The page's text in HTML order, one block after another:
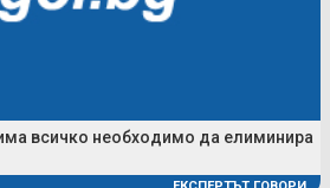
всичко необходимо да елиминира